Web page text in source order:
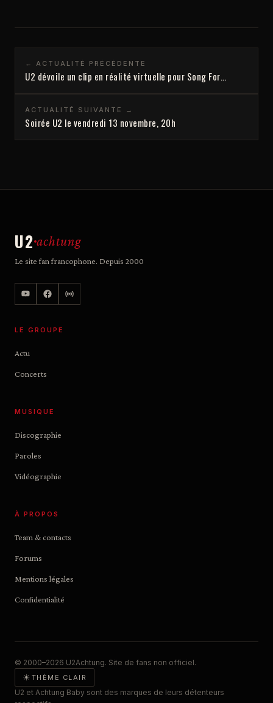
← ACTUALITÉ PRÉCÉDENTE
U2 dévoile un clip en réalité virtuelle pour Song For…
ACTUALITÉ SUIVANTE →
Soirée U2 le vendredi 13 novembre, 20h
U2 achtung
Le site fan francophone. Depuis 2000
LE GROUPE
Actu
Concerts
MUSIQUE
Discographie
Paroles
Vidéographie
À PROPOS
Team & contacts
Forums
Mentions légales
Confidentialité
© 2000–2026 U2Achtung. Site de fans non officiel.
☀ THÈME CLAIR
U2 et Achtung Baby sont des marques de leurs détenteurs